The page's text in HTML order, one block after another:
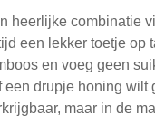
combinatie
een lekker toetje op
en voeg geen
drupje honing wilt
maar in de